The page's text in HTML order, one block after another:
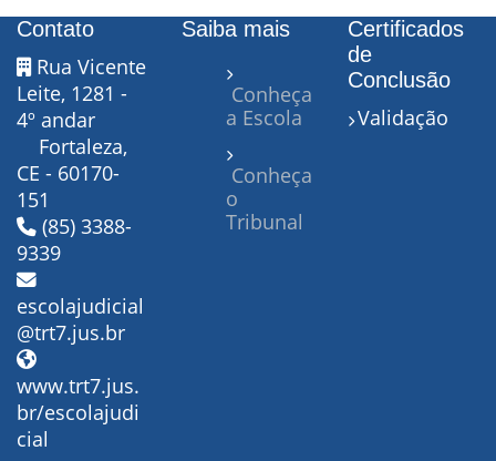
Contato
Rua Vicente
Leite, 1281 -
4º andar
Fortaleza,
CE - 60170-
151
(85) 3388-
9339
escolajudicial
@trt7.jus.br
www.trt7.jus.
br/escolajudi
cial
Saiba mais
Conheça
a Escola
Conheça
o
Tribunal
Certificados
de
Conclusão
Validação